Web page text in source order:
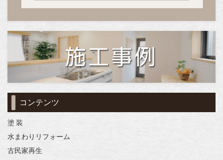
コンテンツ
塗 装
水まわりリフォーム
古民家再生